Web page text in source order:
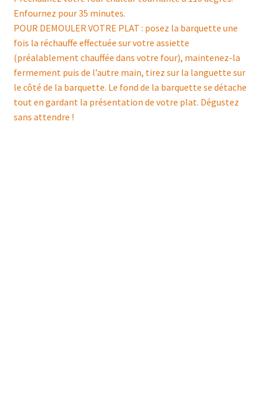
Enfournez pour 35 minutes.
POUR DEMOULER VOTRE PLAT : posez la barquette une
fois la réchauffe effectuée sur votre assiette
(préalablement chauffée dans votre four), maintenez-la
fermement puis de l’autre main, tirez sur la languette sur
le côté de la barquette. Le fond de la barquette se détache
tout en gardant la présentation de votre plat. Dégustez
sans attendre !